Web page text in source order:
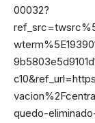
00032?
quedo-